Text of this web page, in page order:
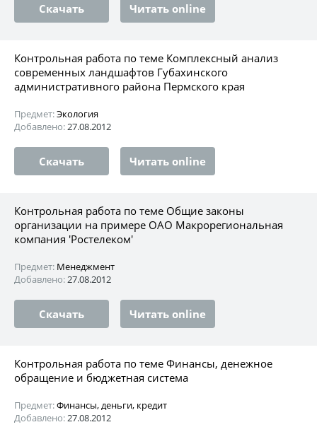
Скачать Читать online
Контрольная работа по теме Комплексный анализ
современных ландшафтов Губахинского
административного района Пермского края
Предмет:Экология
Добавлено:27.08.2012
Скачать Читать online
Контрольная работа по теме Общие законы
организации на примере ОАО Макрорегиональная
компания 'Ростелеком'
Предмет: Менеджмент
Добавлено:27.08.2012
Скачать Читать online
Контрольная работа по теме Финансы, денежное
обращение и бюджетная система
Предмет:Финансы, деньги, кредит
Добавлено:27.08.2012